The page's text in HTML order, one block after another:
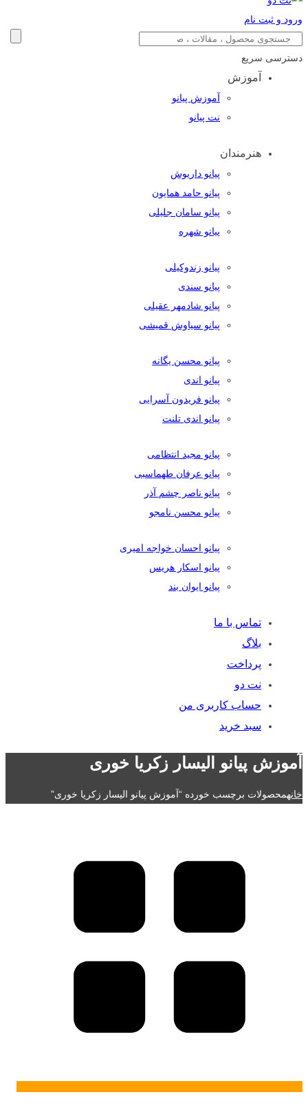
ورود و ثبت نام
دسترسی سریع
آموزش
آموزش پیانو
نت پیانو
هنرمندان
پیانو داریوش
پیانو حامد همایون
پیانو سامان جلیلی
پیانو شهره
پیانو زندوکیلی
پیانو سندی
پیانو شادمهر عقیلی
پیانو سیاوش قمیشی
پیانو محسن یگانه
پیانو اندی
پیانو فریدون آسرایی
پیانو اندی تلنت
پیانو مجید انتظامی
پیانو عرفان طهماسبی
پیانو ناصر چشم آذر
پیانو محسن نامجو
پیانو احسان خواجه امیری
پیانو اسکار هریس
پیانو ایوان بند
تماس با ما
بلاگ
پرداخت
نت دو
حساب کاربری من
سبد خرید
آموزش پیانو الیسار زکریا خوری
خانهمحصولات برچسب خورده “آموزش پیانو الیسار زکریا خوری”